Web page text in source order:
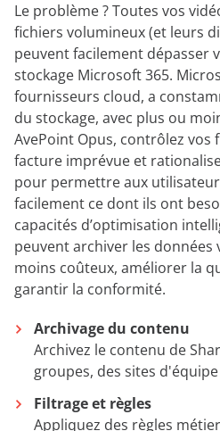
Le problème ? Toutes vos
fichiers volumineux (et leurs
peuvent facilement dépasser
stockage Microsoft 365.
fournisseurs cloud, a
du stockage, avec plus ou
AvePoint Opus, contrôlez
facture imprévue et
pour permettre aux
facilement ce dont ils ont
capacités d’optimisation
peuvent archiver les données
moins coûteux, améliorer la
garantir la conformité.
Archivage du contenu
Archivez le contenu de
groupes, des sites
Filtrage et règles
Appliquez des règles